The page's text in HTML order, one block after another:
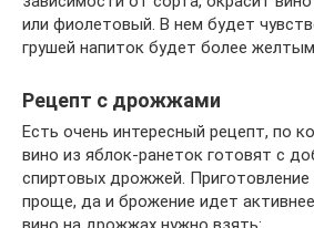
или фиолетовый. В нем будет
грушей напиток будет более
Рецепт с дрожжами
Есть очень интересный рецепт, по
вино из яблок-ранеток готовят с
спиртовых дрожжей. Приготовление
проще, да и брожение идет